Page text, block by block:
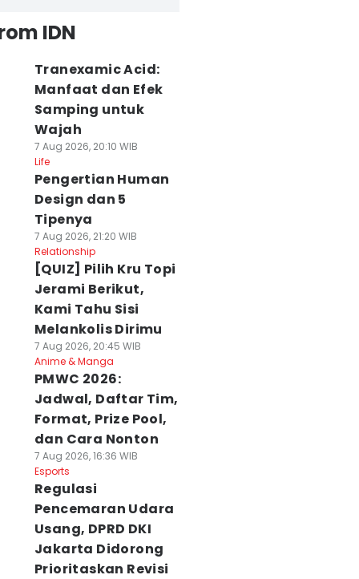
IDN
Tranexamic Acid:
Manfaat dan Efek
Samping untuk
Wajah
7 Aug 2026, 20:10 WIB
Life
Pengertian Human
Design dan 5
Tipenya
7 Aug 2026, 21:20 WIB
Relationship
[QUIZ] Pilih Kru Topi
Jerami Berikut,
Kami Tahu Sisi
Melankolis Dirimu
7 Aug 2026, 20:45 WIB
Anime & Manga
PMWC 2026:
Jadwal, Daftar Tim,
Format, Prize Pool,
dan Cara Nonton
7 Aug 2026, 16:36 WIB
Esports
Regulasi
Pencemaran Udara
Usang, DPRD DKI
Jakarta Didorong
Prioritaskan Revisi